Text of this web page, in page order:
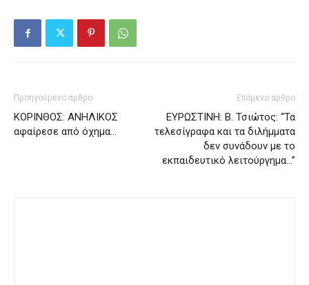
Προηγούμενο άρθρο
ΚΟΡΙΝΘΟΣ: ΑΝΗΛΙΚΟΣ
αφαίρεσε από όχημα…
Επόμενο άρθρο
ΕΥΡΩΣΤΙΝΗ: Β. Τσιώτος: “Τα
τελεσίγραφα και τα διλήμματα
δεν συνάδουν με το
εκπαιδευτικό λειτούργημα…”